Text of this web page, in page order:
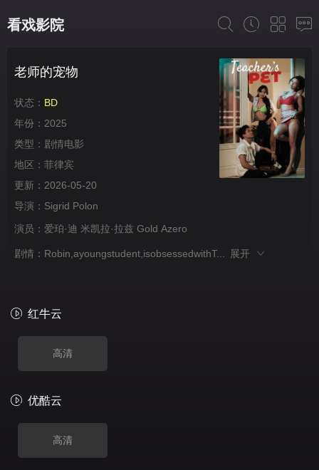
看戏影院
老师的宠物
状态： BD
年份： 2025
类型： 剧情电影
地区： 菲律宾
更新： 2026-05-20
导演： Sigrid Polon
演员： 爱珀·迪 米凯拉·拉兹 Gold Azero
剧情： Robin,ayoungstudent,isobsessedwithT... 展开
红牛云
高清
优酷云
高清